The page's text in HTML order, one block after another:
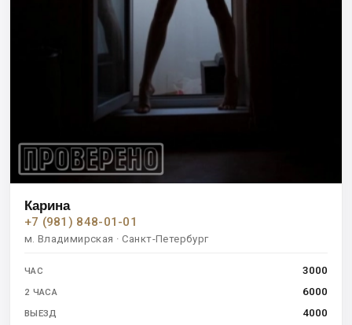
Карина
+7 (981) 848-01-01
м. Владимирская · Санкт-Петербург
ЧАС 3000
2 ЧАСА 6000
ВЫЕЗД 4000